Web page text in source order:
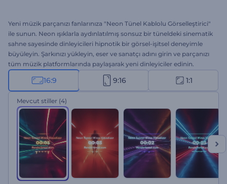
Yeni müzik parçanızı fanlarınıza "Neon Tünel Kablolu Görselleştirici"
ile sunun. Neon ışıklarla aydınlatılmış sonsuz bir tüneldeki sinematik
sahne sayesinde dinleyicileri hipnotik bir görsel-işitsel deneyimle
büyüleyin. Şarkınızı yükleyin, eser ve sanatçı adını girin ve parçanızı
tüm müzik platformlarında paylaşarak yeni dinleyiciler edinin.
Tekno, hip-hop, elektronik ve enerjik müzik tanıtımları için ideal.
Hemen oluşturun, ve fanlarınızı sayısını artırın!
16:9 9:16 1:1
Mevcut stiller (4)